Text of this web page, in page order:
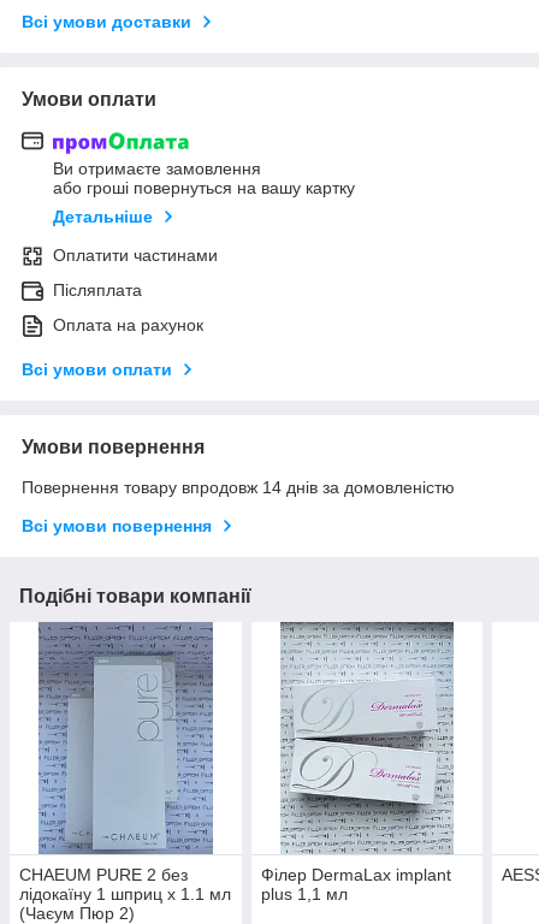
Всі умови доставки
Умови оплати
Ви отримаєте замовлення
або гроші повернуться на вашу картку
Детальніше
Оплатити частинами
Післяплата
Оплата на рахунок
Всі умови оплати
Умови повернення
Повернення товару впродовж 14 днів за домовленістю
Всі умови повернення
Подібні товари компанії
CHAEUM PURE 2 без
лідокаїну 1 шприц х 1.1 мл
(Чаєум Пюр 2)
Філер DermaLax implant
plus 1,1 мл